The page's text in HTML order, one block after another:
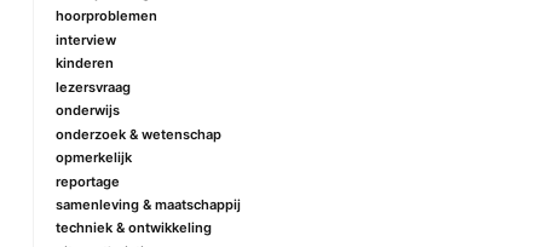
hoorproblemen
interview
kinderen
lezersvraag
onderwijs
onderzoek & wetenschap
opmerkelijk
reportage
samenleving & maatschappij
techniek & ontwikkeling